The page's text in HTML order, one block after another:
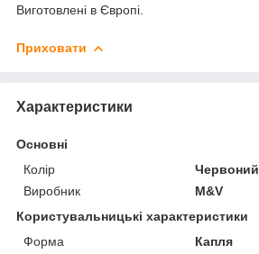
Виготовлені в Європі.
Приховати
Характеристики
Основні
Колір
Червоний
Виробник
M&V
Користувальницькі характеристики
Форма
Капля